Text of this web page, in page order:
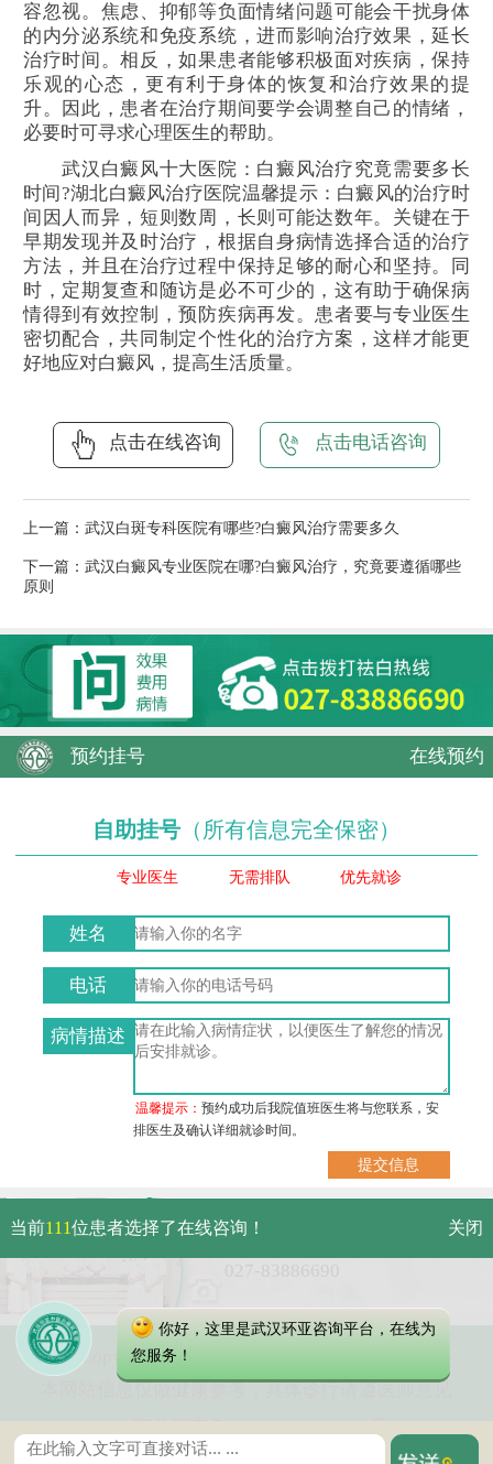
容忽视。焦虑、抑郁等负面情绪问题可能会干扰身体
的内分泌系统和免疫系统，进而影响治疗效果，延长
治疗时间。相反，如果患者能够积极面对疾病，保持
乐观的心态，更有利于身体的恢复和治疗效果的提
升。因此，患者在治疗期间要学会调整自己的情绪，
必要时可寻求心理医生的帮助。
武汉白癜风十大医院：白癜风治疗究竟需要多长
时间?湖北白癜风治疗医院温馨提示：白癜风的治疗时
间因人而异，短则数周，长则可能达数年。关键在于
早期发现并及时治疗，根据自身病情选择合适的治疗
方法，并且在治疗过程中保持足够的耐心和坚持。同
时，定期复查和随访是必不可少的，这有助于确保病
情得到有效控制，预防疾病再发。患者要与专业医生
密切配合，共同制定个性化的治疗方案，这样才能更
好地应对白癜风，提高生活质量。
点击在线咨询 点击电话咨询
上一篇： 武汉白斑专科医院有哪些?白癜风治疗需要多久
下一篇： 武汉白癜风专业医院在哪?白癜风治疗，究竟要遵循哪些
原则
预约挂号 在线预约
自助挂号 （所有信息完全保密）
专业医生 无需排队 优先就诊
姓名
电话
病情描述
温馨提示：预约成功后我院值班医生将与您联系，安
排医生及确认详细就诊时间。
武汉市硚口区解放大道479号
免费电话：
Copyright 2025 武汉环亚中医白癜风医院
本网站信息仅做健康参考，具体诊疗请遵医师意见
鄂ICP备16003424号-5
当前111位患者选择了在线咨询！ 关闭
你好，这里是武汉环亚咨询平台，在线为
您服务！